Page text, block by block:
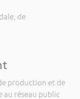
de
production et de
réseau public